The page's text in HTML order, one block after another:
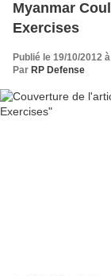
Myanmar
Exercises
Publié le 19/10/2012
Par RP Defense